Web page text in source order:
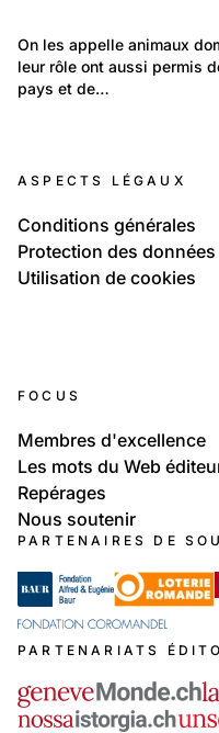
Environnement: Nature et
Nos animaux
On les appelle animaux
leur rôle ont aussi permis
pays et de…
Les photographies de
Martigny
ASPECTS LÉGAUX
Conditions générales
Protection des données
Utilisation de cookies
FOCUS
Membres d'excellence
Les mots du Web
Repérages
Nous soutenir
PARTENAIRES DE
PARTENARIATS